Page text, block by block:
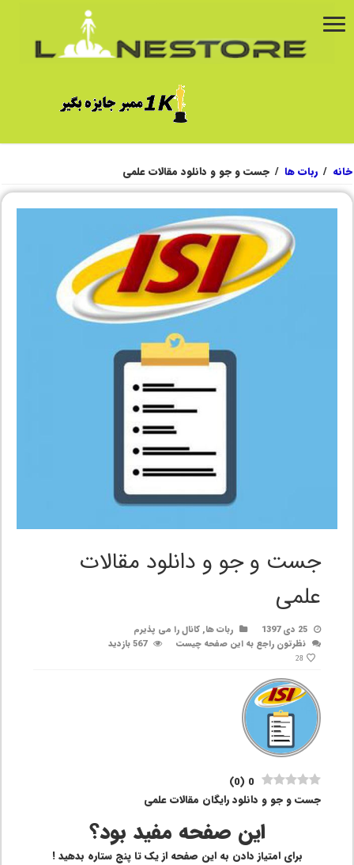
خانه / ربات ها / جست و جو و دانلود مقالات علمی
جست و جو و دانلود مقالات
علمی
25 دی 1397 ربات ها,کانال را می پذیرم
نظرتون راجع به این صفحه چیست
567 بازدید
28
0
(
0
)
جست و جو و دانلود رایگان مقالات علمی
این صفحه مفید بود؟
برای امتیاز دادن به این صفحه از یک تا پنج ستاره بدهید !